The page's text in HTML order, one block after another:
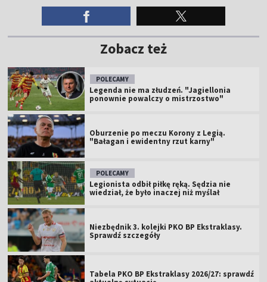
Zobacz też
POLECAMY
Legenda nie ma złudzeń. "Jagiellonia
ponownie powalczy o mistrzostwo"
Oburzenie po meczu Korony z Legią.
"Bałagan i ewidentny rzut karny"
POLECAMY
Legionista odbił piłkę ręką. Sędzia nie
wiedział, że było inaczej niż myślał
Niezbędnik 3. kolejki PKO BP Ekstraklasy.
Sprawdź szczegóły
Tabela PKO BP Ekstraklasy 2026/27: sprawdź